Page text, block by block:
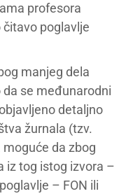
profesora
čitavo poglavlje
manjeg dela
se međunarodni
detaljno
žurnala (tzv.
da zbog
iz tog istog izvora –
– FON ili